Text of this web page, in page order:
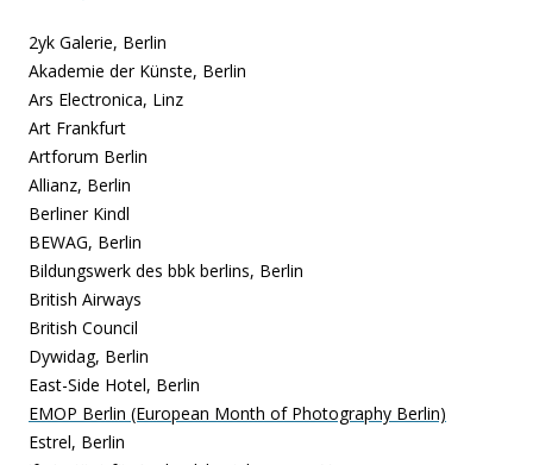
2yk Galerie, Berlin
Akademie der Künste, Berlin
Ars Electronica, Linz
Art Frankfurt
Artforum Berlin
Allianz, Berlin
Berliner Kindl
BEWAG, Berlin
Bildungswerk des bbk berlins, Berlin
British Airways
British Council
Dywidag, Berlin
East-Side Hotel, Berlin
EMOP Berlin (European Month of Photography Berlin)
Estrel, Berlin